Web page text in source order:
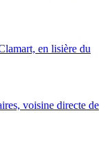
en lisière du
voisine directe de